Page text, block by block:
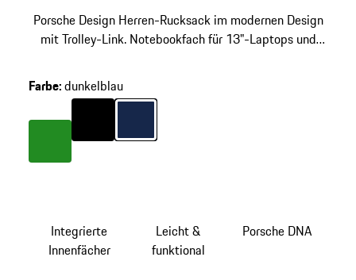
Porsche Design Herren-Rucksack im modernen Design
mit Trolley-Link. Notebookfach für 13"-Laptops und
Farbe:dunkelblau
Farbe schwarz
Farbedunkelblau
Integrierte
Innenfächer
Leicht &
funktional
Porsche DNA